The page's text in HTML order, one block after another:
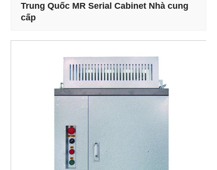
Trung Quốc MR Serial Cabinet Nhà cung
cấp